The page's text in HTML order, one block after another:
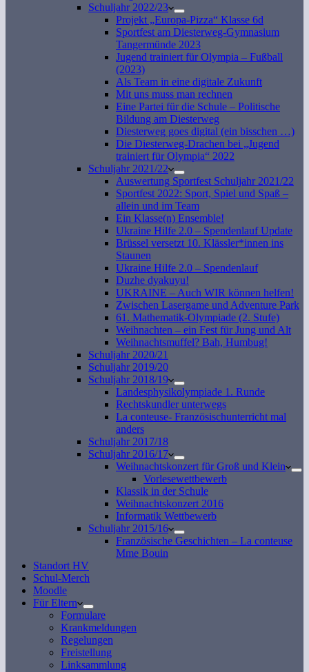
Schuljahr 2022/23
Projekt „Europa-Pizza“ Klasse 6d
Sportfest am Diesterweg-Gymnasium
Tangermünde 2023
Jugend trainiert für Olympia – Fußball
(2023)
Als Team in eine digitale Zukunft
Mit uns muss man rechnen
Eine Partei für die Schule – Politische
Bildung am Diesterweg
Diesterweg goes digital (ein bisschen …)
Die Diesterweg-Drachen bei „Jugend
trainiert für Olympia“ 2022
Schuljahr 2021/22
Auswertung Sportfest Schuljahr 2021/22
Sportfest 2022: Sport, Spiel und Spaß –
allein und im Team
Ein Klasse(n) Ensemble!
Ukraine Hilfe 2.0 – Spendenlauf Update
Brüssel versetzt 10. Klässler*innen ins
Staunen
Ukraine Hilfe 2.0 – Spendenlauf
Duzhe dyakuyu!
UKRAINE – Auch WIR können helfen!
Zwischen Lasergame und Adventure Park
61. Mathematik-Olympiade (2. Stufe)
Weihnachten – ein Fest für Jung und Alt
Weihnachtsmuffel? Bah, Humbug!
Schuljahr 2020/21
Schuljahr 2019/20
Schuljahr 2018/19
Landesphysikolympiade 1. Runde
Rechtskundler unterwegs
La conteuse- Französischunterricht mal
anders
Schuljahr 2017/18
Schuljahr 2016/17
Weihnachtskonzert für Groß und Klein
Vorlesewettbewerb
Klassik in der Schule
Weihnachtskonzert 2016
Informatik Wettbewerb
Schuljahr 2015/16
Französische Geschichten – La conteuse
Mme Bouin
Standort HV
Schul-Merch
Moodle
Für Eltern
Formulare
Krankmeldungen
Regelungen
Freistellung
Linksammlung